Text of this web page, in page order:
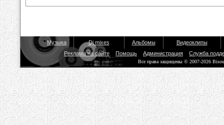
Музыка Dj mixes Альбомы
Видеоклипы
Реклама на сайте
Помощь Администрация Служба
Все права защищены © 2007-2026